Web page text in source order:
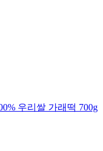
우리쌀 가래떡 700g